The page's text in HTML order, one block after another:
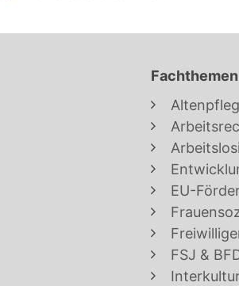
Fachthemen
EU-
FSJ &